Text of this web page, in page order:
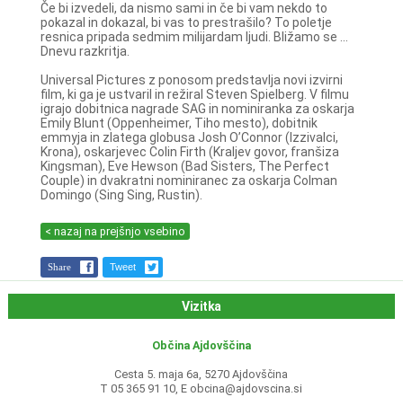
Če bi izvedeli, da nismo sami in če bi vam nekdo to
pokazal in dokazal, bi vas to prestrašilo? To poletje
resnica pripada sedmim milijardam ljudi. Bližamo se ...
Dnevu razkritja.
Universal Pictures z ponosom predstavlja novi izvirni
film, ki ga je ustvaril in režiral Steven Spielberg. V filmu
igrajo dobitnica nagrade SAG in nominiranka za oskarja
Emily Blunt (Oppenheimer, Tiho mesto), dobitnik
emmyja in zlatega globusa Josh O’Connor (Izzivalci,
Krona), oskarjevec Colin Firth (Kraljev govor, franšiza
Kingsman), Eve Hewson (Bad Sisters, The Perfect
Couple) in dvakratni nominiranec za oskarja Colman
Domingo (Sing Sing, Rustin).
< nazaj na prejšnjo vsebino
Share Tweet
Vizitka
Občina Ajdovščina
Cesta 5. maja 6a, 5270 Ajdovščina
T 05 365 91 10, E obcina@ajdovscina.si